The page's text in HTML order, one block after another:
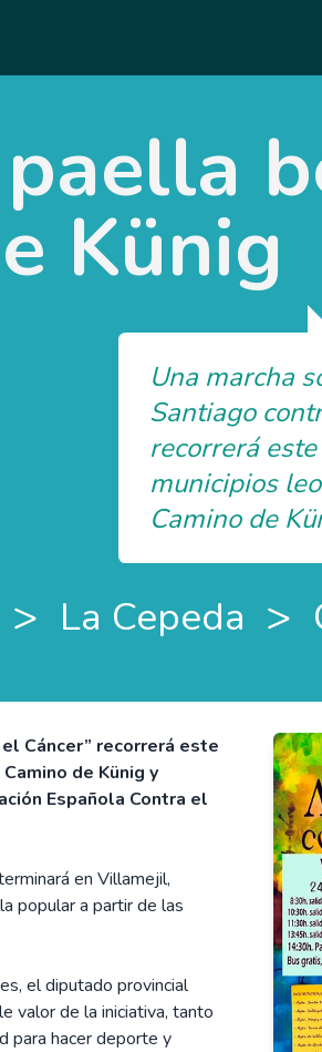
Künig
Una marcha
Santiago
recorrerá
municipios
Camino de
> La Cepeda >
Cáncer” recorrerá este
de Künig y
Española Contra el
en Villamejil,
popular a partir de las
el diputado provincial
valor de la iniciativa, tanto
para hacer deporte y